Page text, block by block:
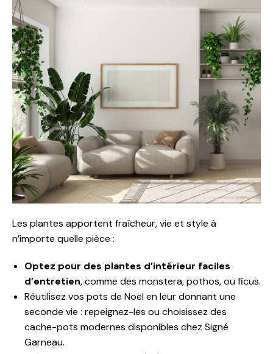
Les plantes apportent fraîcheur, vie et style à
n’importe quelle pièce :
Optez pour des plantes d’intérieur faciles
d’entretien, comme des monstera, pothos, ou ficus.
Réutilisez vos pots de Noël en leur donnant une
seconde vie : repeignez-les ou choisissez des
cache-pots modernes disponibles chez Signé
Garneau.